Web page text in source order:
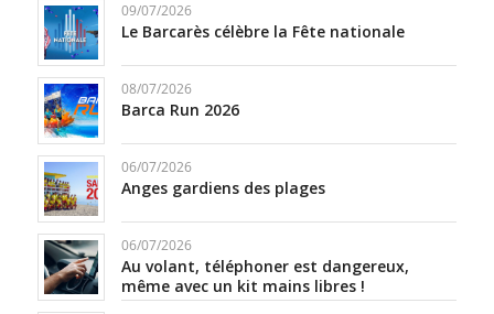
09/07/2026
Le Barcarès célèbre la Fête nationale
08/07/2026
Barca Run 2026
06/07/2026
Anges gardiens des plages
06/07/2026
Au volant, téléphoner est dangereux,
même avec un kit mains libres !